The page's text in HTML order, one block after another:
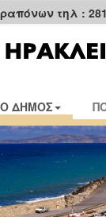
τηλ :
Ο ΔΗΜΟΣ